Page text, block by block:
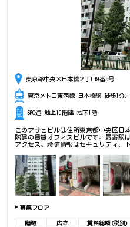
東京都中央区日本橋２丁目9番5号
東京メトロ東西線 日本橋駅 徒歩1分
SRC造 地上10階建 地下1階
このアサヒビルは住所東京都中央区日
階建の賃貸オフィスビルです。最寄駅
アクセス。設備情報はセキュリティ、
他、事務所、オフィス移転、不動産の
募集フロア
階数 広さ 賃料総額(税別)